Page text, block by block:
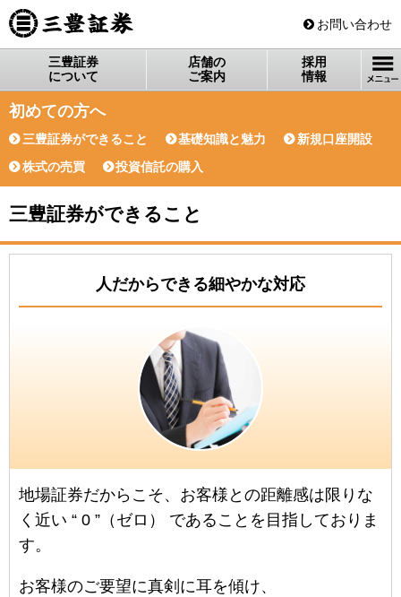
三豊証券 お問い合わせ
三豊証券
について
店舗の
ご案内
採用
情報
初めての方へ
三豊証券ができること 基礎知識と魅力
新規口座開設
株式の売買
投資信託の購入
三豊証券ができること
人だからできる細やかな対応
地場証券だからこそ、お客様との距離感は限りな
く近い “ 0 ”（ゼロ）
であることを目指しておりま
す。
お客様のご要望に真剣に耳を傾け、